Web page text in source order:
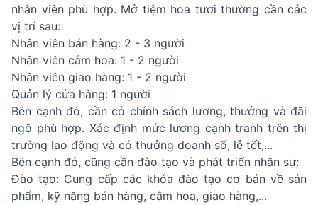
nhân viên phù hợp. Mở tiệm hoa tươi thường cần các
vị trí sau:
Nhân viên bán hàng: 2 - 3 người
Nhân viên cắm hoa: 1 - 2 người
Nhân viên giao hàng: 1 - 2 người
Quản lý cửa hàng: 1 người
Bên cạnh đó, cần có chính sách lương, thưởng và đãi
ngộ phù hợp. Xác định mức lương cạnh tranh trên thị
trường lao động và có thưởng doanh số, lễ tết,...
Bên cạnh đó, cũng cần đào tạo và phát triển nhân sự:
Đào tạo: Cung cấp các khóa đào tạo cơ bản về sản
phẩm, kỹ năng bán hàng, cắm hoa, giao hàng,...